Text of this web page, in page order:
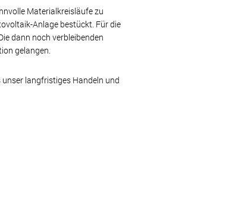
Materialkreisläufe zu
Anlage bestückt. Für die
dann noch verbleibenden
gelangen.
langfristiges Handeln und